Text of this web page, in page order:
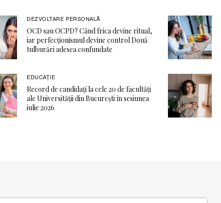
DEZVOLTARE PERSONALĂ
OCD sau OCPD? Când frica devine ritual,
iar perfecționismul devine control Două
tulburări adesea confundate
EDUCAŢIE
Record de candidați la cele 20 de facultăți
ale Universității din București în sesiunea
iulie 2026